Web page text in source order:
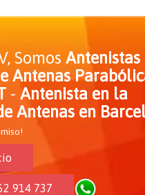
Somos Antenistas
Antenas
- Antenista en la
Antenas en
914 737